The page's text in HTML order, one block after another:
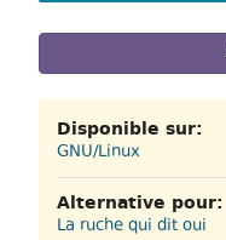
Disponible sur:
GNU/Linux
Alternative pour:
La ruche qui dit oui